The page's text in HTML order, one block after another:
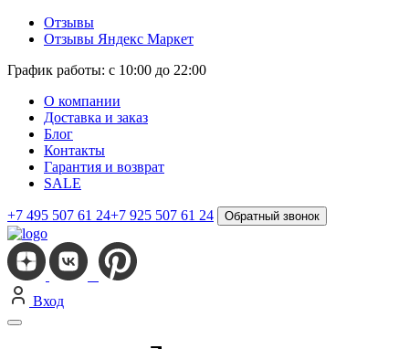
Отзывы
Отзывы Яндекс Маркет
График работы: с 10:00 до 22:00
О компании
Доставка и заказ
Блог
Контакты
Гарантия и возврат
SALE
+7 495 507 61 24+7 925 507 61 24 Обратный звонок
Вход